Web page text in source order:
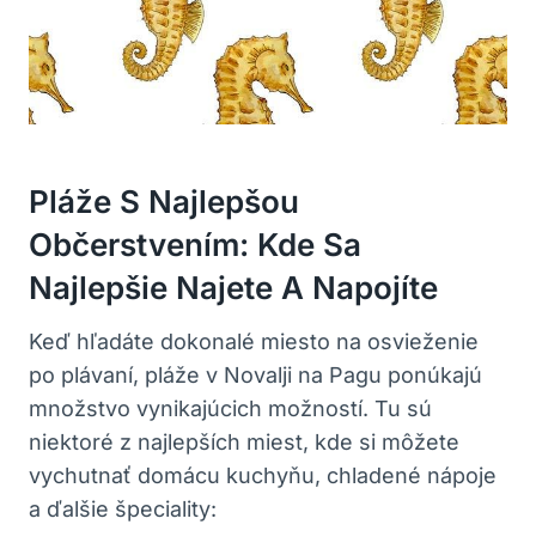
Pláže S Najlepšou
Občerstvením: Kde Sa
Najlepšie Najete A Napojíte
Keď hľadáte dokonalé miesto na osvieženie
po plávaní, pláže v Novalji na Pagu ponúkajú
množstvo vynikajúcich možností. Tu sú
niektoré z najlepších miest, kde si môžete
vychutnať domácu kuchyňu, chladené nápoje
a ďalšie špeciality: